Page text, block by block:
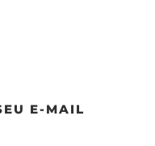
E-MAIL